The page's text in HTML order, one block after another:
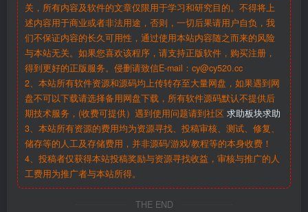
关，所有内容及软件的文章仅限用于学习和研究目的。不得将上
述内容用于商业或者非法用途，否则，一切后果请用户自负，我
们不保证内容的长久可用性，通过使用本站内容随之而来的风险
与本站无关。如果您喜欢该程序，请支持正版软件，购买注册，
得到更好的正版服务。侵删请致信E-mail：cy@cy520.cc
2、本站所有软件资源和源码均上传转存至大量网盘，如果遇到网
盘不可以下载请选择备用网盘下载，所有软件源码默认不提供后
期技术服务，(收费可提供）遇到使用问题请到社区 求助板块求助
3、本站所有资源的费用均为资源寻找、投稿审核、测试、修复、
储存等的人工及存储费用，并非源码/游戏/教程等的本身收费！
4、投稿者仅获得本站投稿奖励与资源寻找收益，审核与推广的人
工费用为推广者与本站所得。
THE END